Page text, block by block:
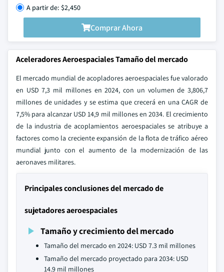
A partir de: $2,450
Comprar Ahora
Aceleradores Aeroespaciales Tamaño del mercado
El mercado mundial de acopladores aeroespaciales fue valorado
en USD 7,3 mil millones en 2024, con un volumen de 3,806,7
millones de unidades y se estima que crecerá en una CAGR de
7,5% para alcanzar USD 14,9 mil millones en 2034. El crecimiento
de la industria de acoplamientos aeroespaciales se atribuye a
factores como la creciente expansión de la flota de tráfico aéreo
mundial junto con el aumento de la modernización de las
aeronaves militares.
Principales conclusiones del mercado de
sujetadores aeroespaciales
Tamaño y crecimiento del mercado
Tamaño del mercado en 2024: USD 7.3 mil millones
Tamaño del mercado proyectado para 2034: USD
14.9 mil millones